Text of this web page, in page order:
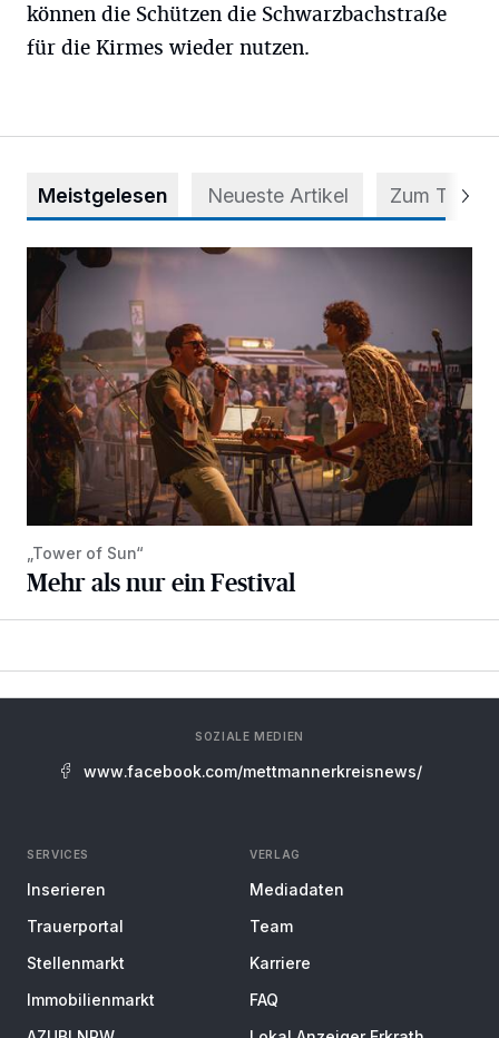
können die Schützen die Schwarzbachstraße
für die Kirmes wieder nutzen.
Meistgelesen Neueste Artikel Zum Thema
Mehr als nur ein Festival
„Tower of Sun“
Mehr als nur ein Festival
SOZIALE MEDIEN
www.facebook.com/mettmannerkreisnews/
SERVICES
Inserieren
Trauerportal
Stellenmarkt
Immobilienmarkt
VERLAG
Mediadaten
Team
Karriere
FAQ